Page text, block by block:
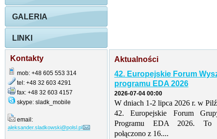
GALERIA
LINKI
Kontakty
mob: +48 605 553 314
tel: +48 32 603 4291
fax: +48 32 603 4157
skype: sladk_mobile
email:
aleksander.sladkowski@polsl.pl
Aktualności
42. Europejskie Forum
programu EDA 2026
2026-07-04 00:00
W dniach 1-2 lipca 2026 r. w
42. Europejskie Forum
Programu EDA 2026. To
połączono z 16....